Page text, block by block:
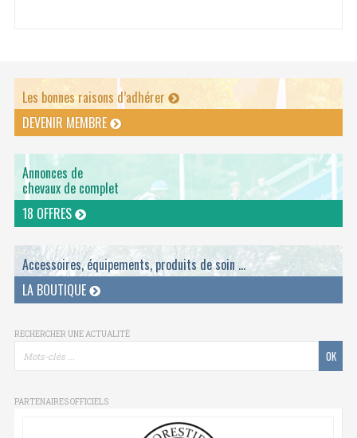
Les bonnes raisons d’adhérer
DEVENIR MEMBRE
Annonces de
chevaux de complet
18 OFFRES
Accessoires, équipements, produits de soin ...
LA BOUTIQUE
RECHERCHER UNE ACTUALITÉ
PARTENAIRES OFFICIELS